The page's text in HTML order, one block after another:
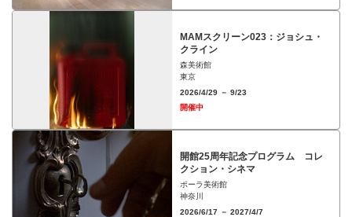
MAMスクリーン023：ジョシュ・
クライン
森美術館
東京
2026/4/29 － 9/23
開催中
開館25周年記念プログラム コレ
クション・シネマ
ポーラ美術館
神奈川
2026/6/17 － 2027/4/7